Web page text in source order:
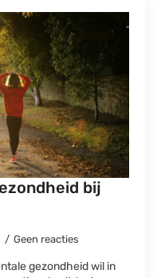
bij
Geen reacties
gezondheid wil in